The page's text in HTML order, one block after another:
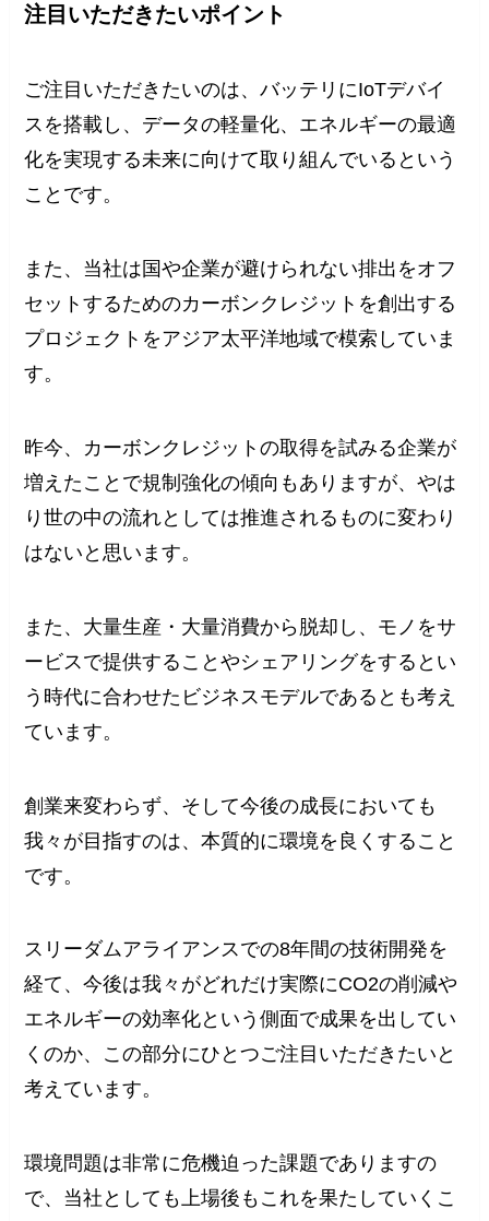
注目いただきたいポイント
ご注目いただきたいのは、バッテリにIoTデバイ
スを搭載し、データの軽量化、エネルギーの最適
化を実現する未来に向けて取り組んでいるという
ことです。
また、当社は国や企業が避けられない排出をオフ
セットするためのカーボンクレジットを創出する
プロジェクトをアジア太平洋地域で模索していま
す。
昨今、カーボンクレジットの取得を試みる企業が
増えたことで規制強化の傾向もありますが、やは
り世の中の流れとしては推進されるものに変わり
はないと思います。
また、大量生産・大量消費から脱却し、モノをサ
ービスで提供することやシェアリングをするとい
う時代に合わせたビジネスモデルであるとも考え
ています。
創業来変わらず、そして今後の成長においても
我々が目指すのは、本質的に環境を良くすること
です。
スリーダムアライアンスでの8年間の技術開発を
経て、今後は我々がどれだけ実際にCO2の削減や
エネルギーの効率化という側面で成果を出してい
くのか、この部分にひとつご注目いただきたいと
考えています。
環境問題は非常に危機迫った課題でありますの
で、当社としても上場後もこれを果たしていくこ